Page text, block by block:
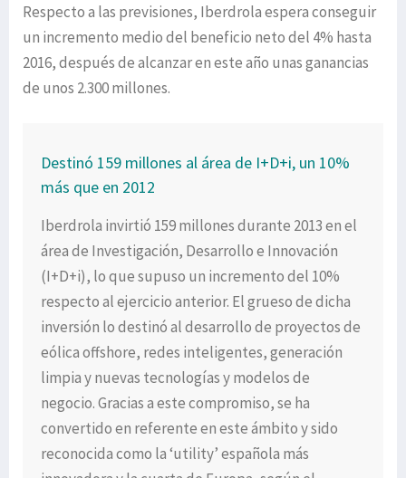
Respecto a las previsiones, Iberdrola espera conseguir
un incremento medio del beneficio neto del 4% hasta
2016, después de alcanzar en este año unas ganancias
de unos 2.300 millones.
Destinó 159 millones al área de I+D+i, un 10%
más que en 2012
Iberdrola invirtió 159 millones durante 2013 en el
área de Investigación, Desarrollo e Innovación
(I+D+i), lo que supuso un incremento del 10%
respecto al ejercicio anterior. El grueso de dicha
inversión lo destinó al desarrollo de proyectos de
eólica offshore, redes inteligentes, generación
limpia y nuevas tecnologías y modelos de
negocio. Gracias a este compromiso, se ha
convertido en referente en este ámbito y sido
reconocida como la ‘utility’ española más